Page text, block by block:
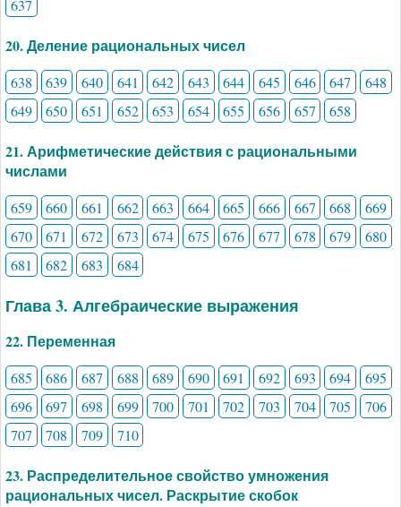
637
20. Деление рациональных чисел
638 639 640 641 642 643 644 645 646 647
648
649
650 651 652 653 654 655 656 657 658
21. Арифметические действия с рациональными
числами
659 660 661 662 663 664 665 666 667 668
669
670
671 672 673 674 675 676 677 678 679
680
681
682 683 684
Глава 3. Алгебраические выражения
22. Переменная
685 686 687 688 689 690 691 692 693 694
695
696
697 698 699 700 701 702 703 704 705
706
707
708 709 710
23. Распределительное свойство умножения
рациональных чисел. Раскрытие скобок